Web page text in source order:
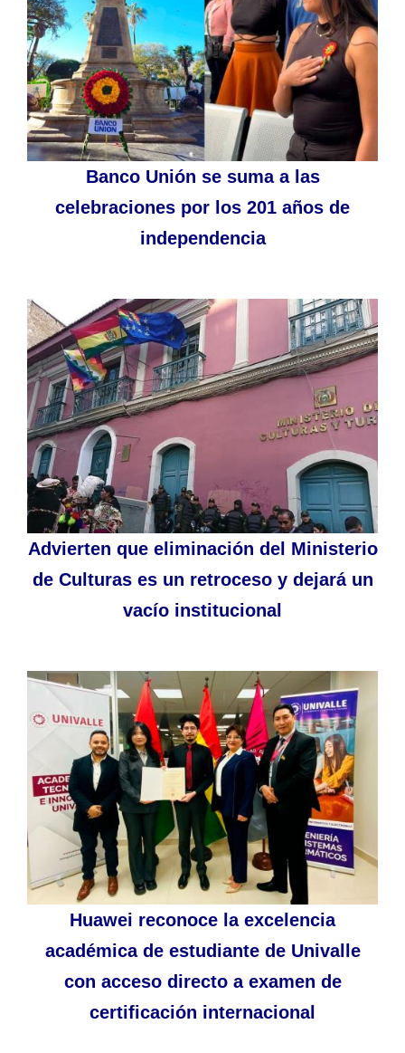
Banco Unión se suma a las
celebraciones por los 201 años de
independencia
Advierten que eliminación del Ministerio
de Culturas es un retroceso y dejará un
vacío institucional
Huawei reconoce la excelencia
académica de estudiante de Univalle
con acceso directo a examen de
certificación internacional